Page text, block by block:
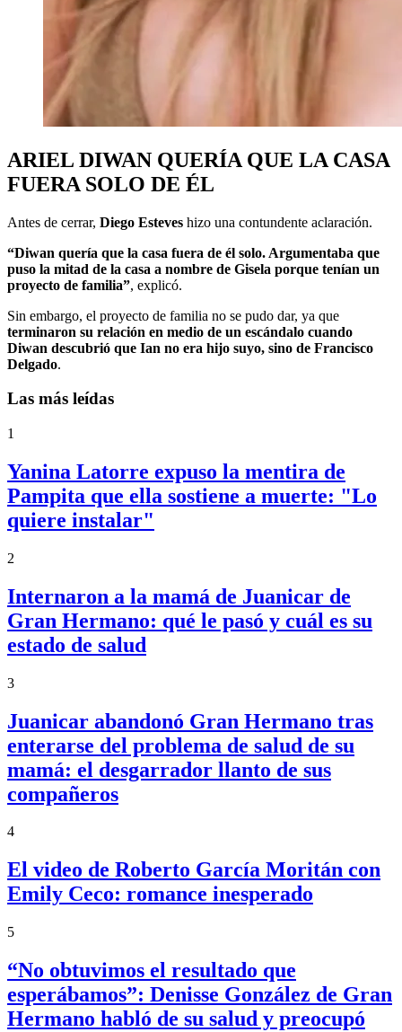
ARIEL DIWAN QUERÍA QUE LA CASA
FUERA SOLO DE ÉL
Antes de cerrar, Diego Esteves hizo una contundente aclaración.
“Diwan quería que la casa fuera de él solo. Argumentaba que
puso la mitad de la casa a nombre de Gisela porque tenían un
proyecto de familia”, explicó.
Sin embargo, el proyecto de familia no se pudo dar, ya que
terminaron su relación en medio de un escándalo cuando
Diwan descubrió que Ian no era hijo suyo, sino de Francisco
Delgado.
Las más leídas
1
Yanina Latorre expuso la mentira de
Pampita que ella sostiene a muerte: "Lo
quiere instalar"
2
Internaron a la mamá de Juanicar de
Gran Hermano: qué le pasó y cuál es su
estado de salud
3
Juanicar abandonó Gran Hermano tras
enterarse del problema de salud de su
mamá: el desgarrador llanto de sus
compañeros
4
El video de Roberto García Moritán con
Emily Ceco: romance inesperado
5
“No obtuvimos el resultado que
esperábamos”: Denisse González de Gran
Hermano habló de su salud y preocupó